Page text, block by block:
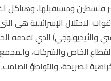
ومستقبلها، وهياكل
الاحتلال الإسرائيلية هي
والأيديولوجي) الذي تقدمه
القطاع الخاص والشركات،
الصريحة، والتواطؤ الصامت.